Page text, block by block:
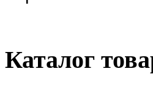
Каталог